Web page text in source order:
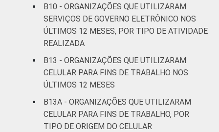
B10 - ORGANIZAÇÕES QUE UTILIZARAM
SERVIÇOS DE GOVERNO ELETRÔNICO NOS
ÚLTIMOS 12 MESES, POR TIPO DE ATIVIDADE
REALIZADA
B13 - ORGANIZAÇÕES QUE UTILIZARAM
CELULAR PARA FINS DE TRABALHO NOS
ÚLTIMOS 12 MESES
B13A - ORGANIZAÇÕES QUE UTILIZARAM
CELULAR PARA FINS DE TRABALHO, POR
TIPO DE ORIGEM DO CELULAR